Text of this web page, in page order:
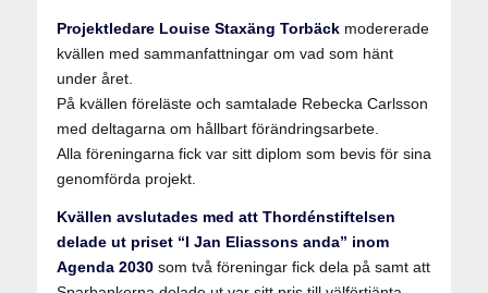
Projektledare Louise Staxäng Torbäckmodererade
kvällen med sammanfattningar om vad som hänt
under året.
På kvällen föreläste och samtalade Rebecka Carlsson
med deltagarna om hållbart förändringsarbete.
Alla föreningarna fick var sitt diplom som bevis för sina
genomförda projekt.
Kvällen avslutades med att Thordénstiftelsen
delade ut priset “I Jan Eliassons anda” inom
Agenda 2030som två föreningar fick dela på samt att